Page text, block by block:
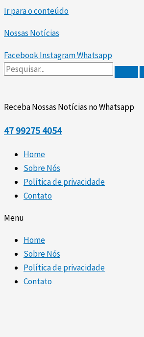
Ir para o conteúdo
Nossas Notícias
FacebookInstagramWhatsapp
Receba Nossas Notícias no Whatsapp
47 99275 4054
Home
Sobre Nós
Política de privacidade
Contato
Menu
Home
Sobre Nós
Política de privacidade
Contato